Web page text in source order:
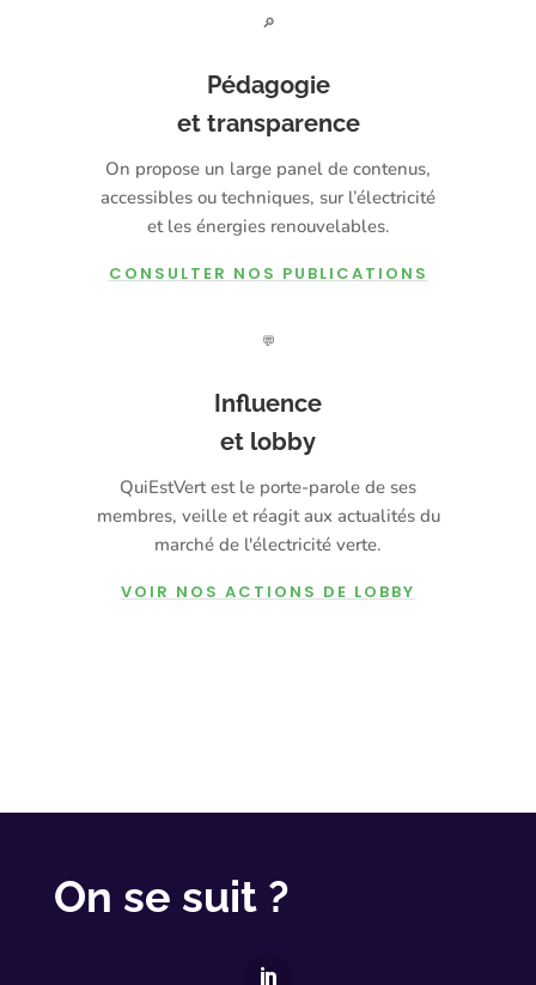
🔎
Pédagogie
et transparence
On propose un large panel de contenus,
accessibles ou techniques, sur l’électricité
et les énergies renouvelables.
CONSULTER NOS PUBLICATIONS
💬
Influence
et lobby
QuiEstVert est le porte-parole de ses
membres, veille et réagit aux actualités du
marché de l'électricité verte.
VOIR NOS ACTIONS DE LOBBY
On se suit ?